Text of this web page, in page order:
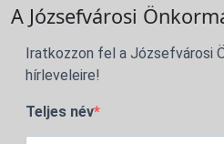
A Józsefvárosi
Iratkozzon fel a Józsefvárosi
hírleveleire!
Teljes név